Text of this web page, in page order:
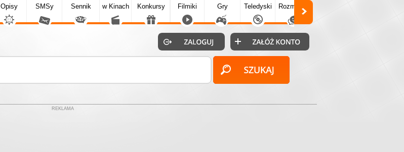
Opisy SMSy Sennik w Kinach Konkursy Filmiki Gry Teledyski Rozmówki
REKLAMA